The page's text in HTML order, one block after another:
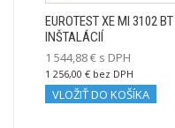
EUROTEST XE MI 3102
INŠTALÁCIÍ
1 544,88 € s DPH
1 256,00 € bez DPH
VLOŽIŤ DO KOŠÍKA